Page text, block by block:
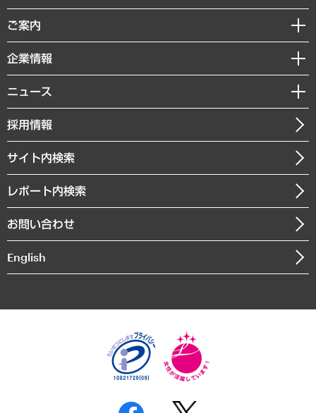
組織・人事戦略
デジタルイノベーション
共生・ダイバーシティ
GRC（ガバナンス・リスク・コンプライアンス）・防災（政策）
経済・産業・雇用・労働
まちづくり・観光・交通・スポーツ・スマートシティ
自然資源・農林水産業・食料システム
経済調査
レポート
コラム
経営用語集
受託・受注実績（官公庁関連）
メディア掲載・出演
ご案内
セミナー・イベント情報
MUFGビジネスセミナー
受託案件情報
企業情報
私たちの想い
社長メッセージ
会社概要
沿革
組織図・本部部室紹介
インドネシア現地法人
個人情報保護方針
反社会的勢力に対する基本方針
ニュース
ニュースリリース
お知らせ
採用情報
サイト内検索
レポート内検索
お問い合わせ
English